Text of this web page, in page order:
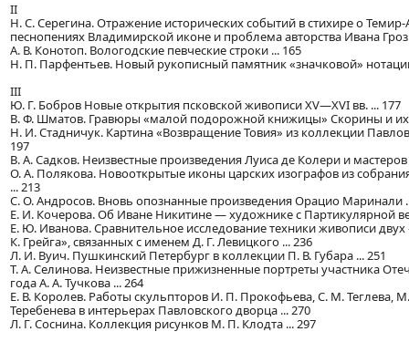
II
Н. С. Серегина. Отражение исторических событий в стихире о Темир-
песнопениях Владимирской иконе и проблема авторства Ивана
A. В. Конотоп. Вологодские певческие строки ... 165
Н. П. Парфентьев. Новый рукописный памятник «значковой»
III
Ю. Г. Бобров Новые открытия псковской живописи XV—XVI вв. ... 177
B. Ф. Шматов. Гравюры «малой подорожной книжицы» Скорины и их
Н. И. Стадничук. Картина «Возвращение Товия» из коллекции
197
B. А. Садков. Неизвестные произведения Луиса де Колери и мастеров
О. А. Полякова. Новооткрытые иконы царских изографов из
... 213
C. О. Андросов. Вновь опознанные произведения Орацио Маринали
Е. И. Кочерова. Об Иване Никитине — художнике с Партикулярной
Е. Ю. Иванова. Сравнительное исследование техники живописи
К. Грейга», связанных с именем Д. Г. Левицкого ... 236
Л. И. Вуич. Пушкинский Петербург в коллекции П. В. Губара ... 251
Т. А. Селинова. Неизвестные прижизненные портреты участника
года А. А. Тучкова ... 264
Е. В. Королев. Работы скульпторов И. П. Прокофьева, С. М. Теглева,
Теребенева в интерьерах Павловского дворца ... 270
Л. Г. Соснина. Коллекция рисунков М. П. Клодта ... 297